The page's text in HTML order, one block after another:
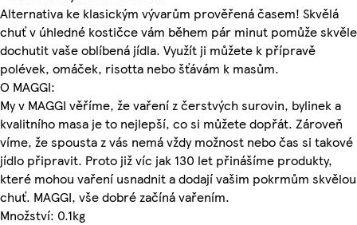
Alternativa ke klasickým vývarům prověřená časem! Skvělá
chuť v úhledné kostičce vám během pár minut pomůže skvěle
dochutit vaše oblíbená jídla. Využít ji můžete k přípravě
polévek, omáček, risotta nebo šťávám k masům.
O MAGGI:
My v MAGGI věříme, že vaření z čerstvých surovin, bylinek a
kvalitního masa je to nejlepší, co si můžete dopřát. Zároveň
víme, že spousta z vás nemá vždy možnost nebo čas si takové
jídlo připravit. Proto již víc jak 130 let přinášíme produkty,
které mohou vaření usnadnit a dodají vašim pokrmům skvělou
chuť. MAGGI, vše dobré začíná vařením.
Množství: 0.1kg